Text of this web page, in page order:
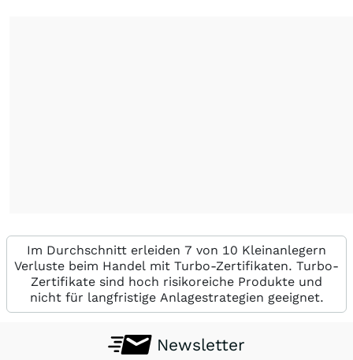
Im Durchschnitt erleiden 7 von 10 Kleinanlegern
Verluste beim Handel mit Turbo-Zertifikaten. Turbo-
Zertifikate sind hoch risikoreiche Produkte und
nicht für langfristige Anlagestrategien geeignet.
Newsletter